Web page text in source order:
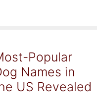
Popular
Names in
US Revealed